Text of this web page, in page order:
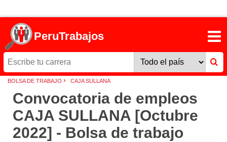
PeruTrabajos
BOLSA DE TRABAJO › CAJA SULLANA
Convocatoria de empleos
CAJA SULLANA [Octubre
2022] - Bolsa de trabajo